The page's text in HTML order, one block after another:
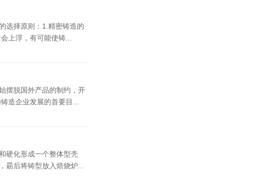
选择原则：1.精密铸造的
上浮，有可能使铸...
摆脱国外产品的制约，开
造企业发展的首要目...
硬化形成一个整体型壳
朂后将铸型放入焙烧炉...